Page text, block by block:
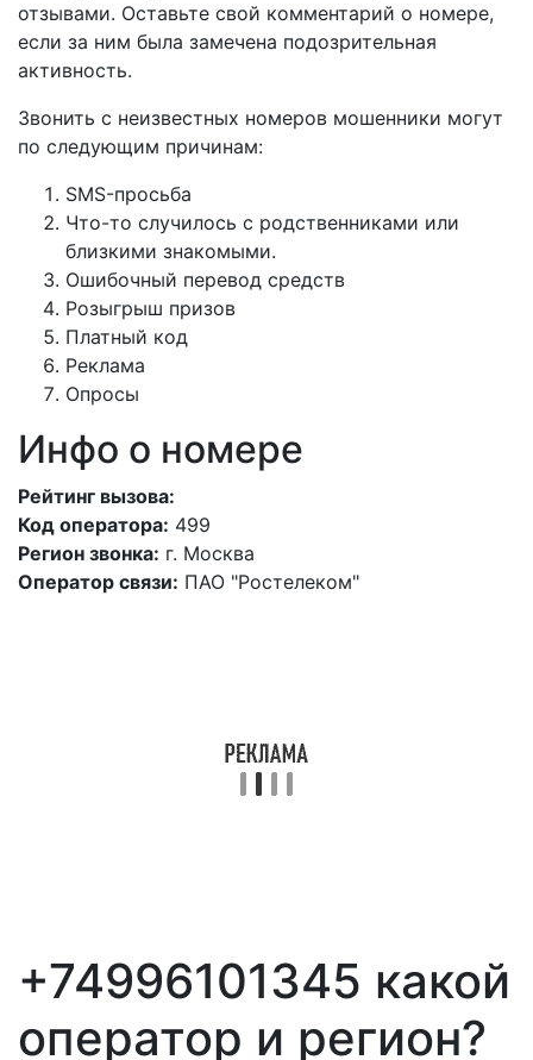
отзывами. Оставьте свой комментарий о номере,
если за ним была замечена подозрительная
активность.
Звонить с неизвестных номеров мошенники могут
по следующим причинам:
SMS-просьба
Что-то случилось с родственниками или
близкими знакомыми.
Ошибочный перевод средств
Розыгрыш призов
Платный код
Реклама
Опросы
Инфо о номере
Рейтинг вызова:
Код оператора: 499
Регион звонка: г. Москва
Оператор связи: ПАО "Ростелеком"
+74996101345 какой
оператор и регион?